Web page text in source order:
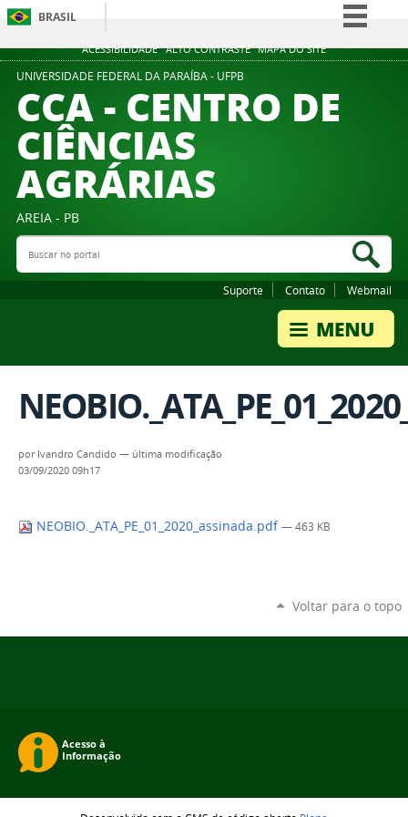
ACESSIBILIDADE ALTO CONTRASTE MAPA DO SITE
BRASIL
Simplifique!
Participe
UNIVERSIDADE FEDERAL DA PARAÍBA - UFPB
CCA - CENTRO DE
CIÊNCIAS
AGRÁRIAS
AREIA - PB
Buscar no portal
Suporte Contato Webmail
por Ivandro Candido — última modificação
03/09/2020 09h17
NEOBIO._ATA_PE_01_2020_assinada.pdf — 463 KB
Voltar para o topo